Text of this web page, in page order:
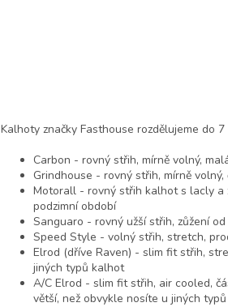
Kalhoty značky Fasthouse rozdělujeme do
Carbon - rovný střih, mírně volný,
Grindhouse - rovný střih, mírně
Motorall - rovný střih kalhot s lacly a
podzimní období
Sanguaro - rovný užší střih, zůžení
Speed Style - volný střih, stretch,
Elrod (dříve Raven) - slim fit střih,
jiných typů kalhot
A/C Elrod - slim fit střih, air cooled,
větší, než obvykle nosíte u jiných